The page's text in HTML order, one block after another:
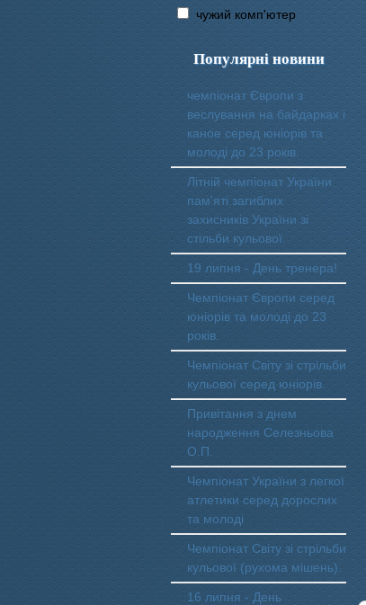
чужий комп'ютер
Популярні новини
чемпіонат Європи з
веслування на байдарках і
каное серед юніорів та
молоді до 23 років.
Літній чемпіонат України
пам'яті загиблих
захисників України зі
стільби кульової.
19 липня - День тренера!
Чемпіонат Європи серед
юніорів та молоді до 23
років.
Чемпіонат Світу зі стрільби
кульової серед юніорів.
Привітання з днем
народження Селезньова
О.П.
Чемпіонат України з легкої
атлетики серед дорослих
та молоді
Чемпіонат Світу зі стрільби
кульової (рухома мішень).
16 липня - День